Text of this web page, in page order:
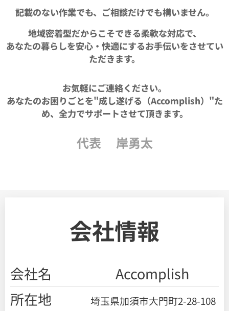
記載のない作業でも、ご相談だけでも構いません。
地域密着型だからこそできる柔軟な対応で、
あなたの暮らしを安心・快適にするお手伝いをさせてい
ただきます。
お気軽にご連絡ください。
あなたのお困りごとを"成し遂げる（Accomplish）"た
め、全力でサポートさせて頂きます。
代表 岸勇太
会社情報
会社名
Accomplish
所在地
埼玉県加須市大門町2-28-108